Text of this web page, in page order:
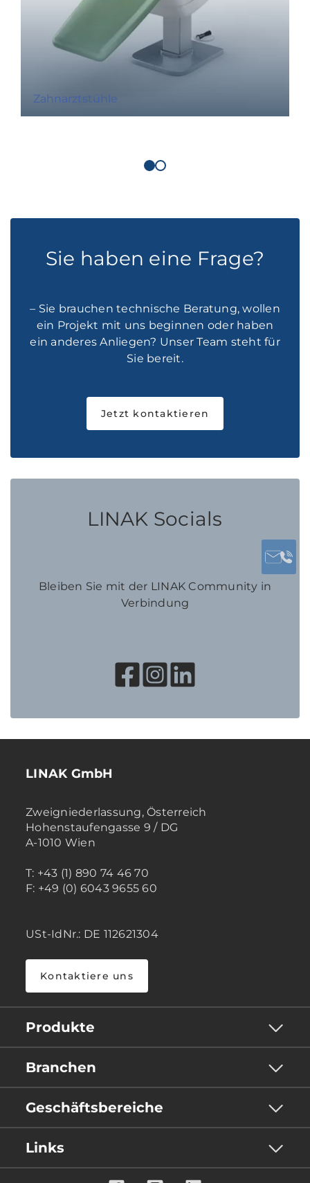
Zahnarztstühle
Sie haben eine Frage?
– Sie brauchen technische Beratung, wollen
ein Projekt mit uns beginnen oder haben
ein anderes Anliegen? Unser Team steht für
Sie bereit.
Jetzt kontaktieren
LINAK Socials
Bleiben Sie mit der LINAK Community in
Verbindung
LINAK GmbH
Zweigniederlassung, Österreich
Hohenstaufengasse 9 / DG
A-1010 Wien
T: +43 (1) 890 74 46 70
F: +49 (0) 6043 9655 60
USt-IdNr.: DE 112621304
Kontaktiere uns
Produkte
Branchen
Geschäftsbereiche
Links